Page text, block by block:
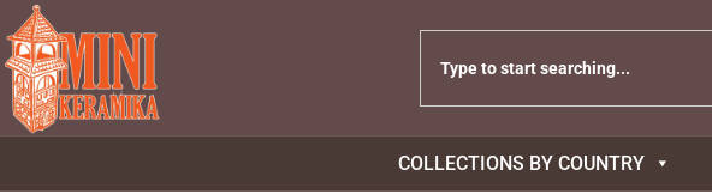
COLLECTIONS BY COUNTRY